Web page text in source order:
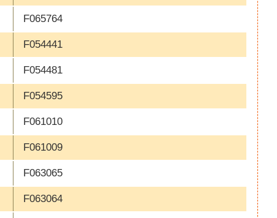
F065764
F054441
F054481
F054595
F061010
F061009
F063065
F063064